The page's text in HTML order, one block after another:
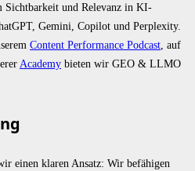
Sichtbarkeit und Relevanz in KI-
Gemini, Copilot und Perplexity.
Content Performance Podcast, auf
Academy bieten wir GEO & LLMO
einen klaren Ansatz: Wir befähigen